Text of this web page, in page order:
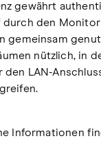
gewährt
durch den
gemeinsam
nützlich, in
den LAN-
Informationen